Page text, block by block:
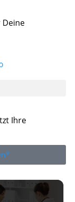
Deine
Ihre